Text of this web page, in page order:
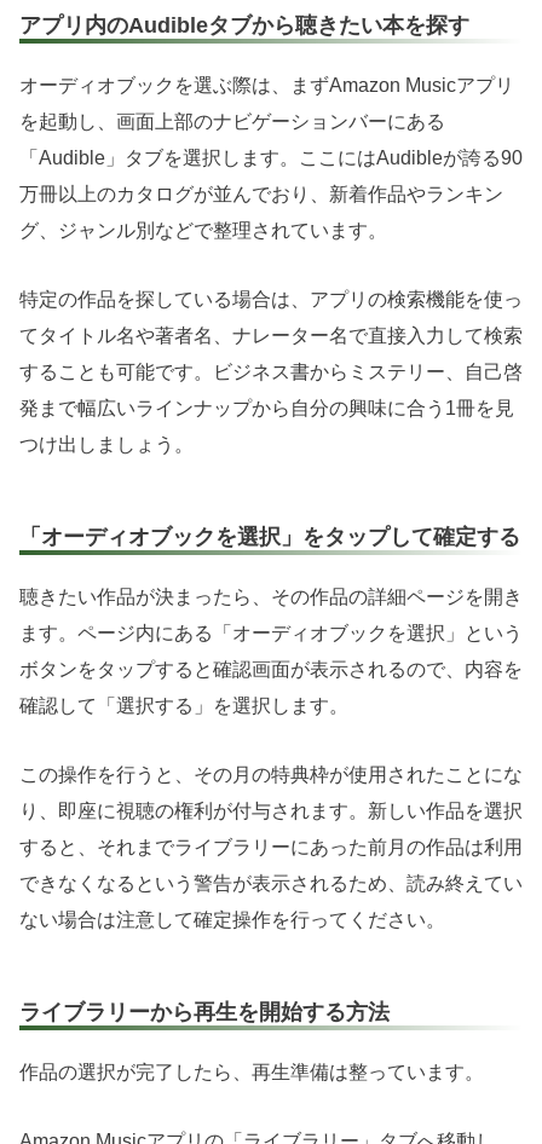
アプリ内のAudibleタブから聴きたい本を探す
オーディオブックを選ぶ際は、まずAmazon Musicアプリ
を起動し、画面上部のナビゲーションバーにある
「Audible」タブを選択します。ここにはAudibleが誇る90
万冊以上のカタログが並んでおり、新着作品やランキン
グ、ジャンル別などで整理されています。
特定の作品を探している場合は、アプリの検索機能を使っ
てタイトル名や著者名、ナレーター名で直接入力して検索
することも可能です。ビジネス書からミステリー、自己啓
発まで幅広いラインナップから自分の興味に合う1冊を見
つけ出しましょう。
「オーディオブックを選択」をタップして確定する
聴きたい作品が決まったら、その作品の詳細ページを開き
ます。ページ内にある「オーディオブックを選択」という
ボタンをタップすると確認画面が表示されるので、内容を
確認して「選択する」を選択します。
この操作を行うと、その月の特典枠が使用されたことにな
り、即座に視聴の権利が付与されます。新しい作品を選択
すると、それまでライブラリーにあった前月の作品は利用
できなくなるという警告が表示されるため、読み終えてい
ない場合は注意して確定操作を行ってください。
ライブラリーから再生を開始する方法
作品の選択が完了したら、再生準備は整っています。